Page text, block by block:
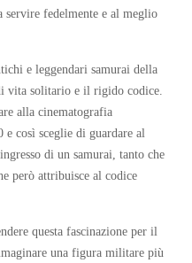
servire fedelmente e al meglio
e leggendari samurai della
vita solitario e il rigido codice.
alla cinematografia
e così sceglie di guardare al
di un samurai, tanto che
però attribuisce al codice
questa fascinazione per il
una figura militare più